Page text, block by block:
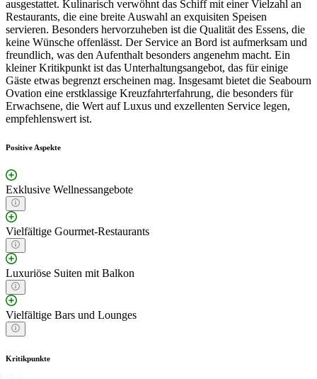
ausgestattet. Kulinarisch verwöhnt das Schiff mit einer Vielzahl an
Restaurants, die eine breite Auswahl an exquisiten Speisen
servieren. Besonders hervorzuheben ist die Qualität des Essens, die
keine Wünsche offenlässt. Der Service an Bord ist aufmerksam und
freundlich, was den Aufenthalt besonders angenehm macht. Ein
kleiner Kritikpunkt ist das Unterhaltungsangebot, das für einige
Gäste etwas begrenzt erscheinen mag. Insgesamt bietet die Seabourn
Ovation eine erstklassige Kreuzfahrterfahrung, die besonders für
Erwachsene, die Wert auf Luxus und exzellenten Service legen,
empfehlenswert ist.
Positive Aspekte
Exklusive Wellnessangebote
Vielfältige Gourmet-Restaurants
Luxuriöse Suiten mit Balkon
Vielfältige Bars und Lounges
Kritikpunkte